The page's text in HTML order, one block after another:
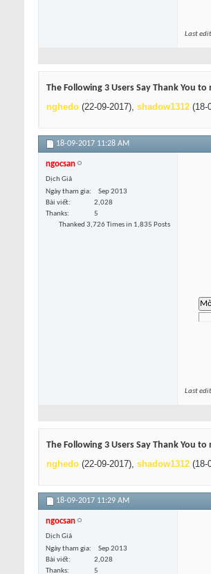
Last
The Following 3 Users Say Thank You
nghedo (22-09-2017), shadow1312 (18-
18-09-2017 11:28 AM
ngocsan
Dịch Giả
Ngày tham gia
Sep 2013
Bài viết
2,028
Thanks
5
Thanked 3,726 Times in 1,835 Posts
Last
The Following 3 Users Say Thank You
nghedo (22-09-2017), shadow1312 (18-
18-09-2017 11:29 AM
ngocsan
Dịch Giả
Ngày tham gia
Sep 2013
Bài viết
2,028
Thanks
5